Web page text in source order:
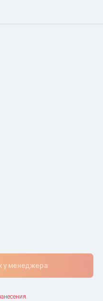
у менеджера